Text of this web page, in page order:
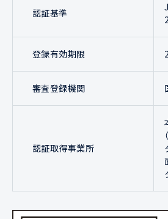
認証基準
登録有効期限
審査登録機関
認証取得事業所